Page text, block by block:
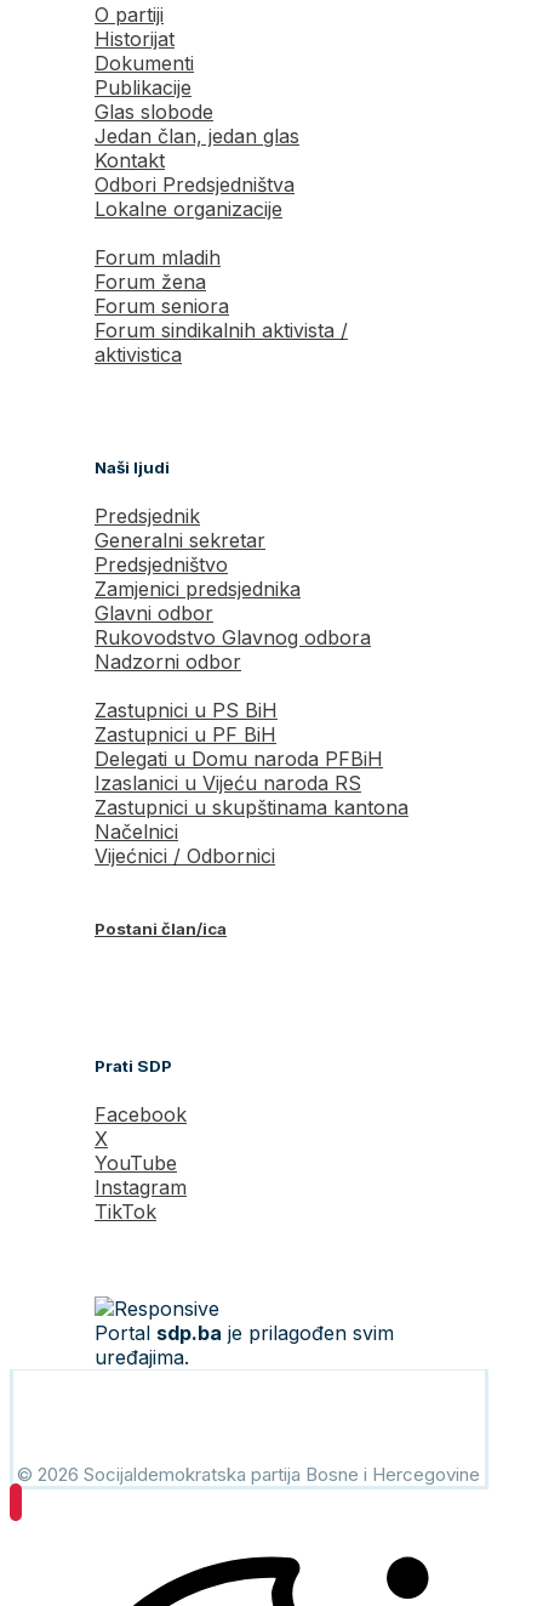
O partiji
Historijat
Dokumenti
Publikacije
Glas slobode
Jedan član, jedan glas
Kontakt
Odbori Predsjedništva
Lokalne organizacije
Forum mladih
Forum žena
Forum seniora
Forum sindikalnih aktivista /
aktivistica
Naši ljudi
Predsjednik
Generalni sekretar
Predsjedništvo
Zamjenici predsjednika
Glavni odbor
Rukovodstvo Glavnog odbora
Nadzorni odbor
Zastupnici u PS BiH
Zastupnici u PF BiH
Delegati u Domu naroda PFBiH
Izaslanici u Vijeću naroda RS
Zastupnici u skupštinama kantona
Načelnici
Vijećnici / Odbornici
Postani član/ica
Prati SDP
Facebook
X
YouTube
Instagram
TikTok
Portal sdp.ba je prilagođen svim
uređajima.
© 2026 Socijaldemokratska partija Bosne i Hercegovine